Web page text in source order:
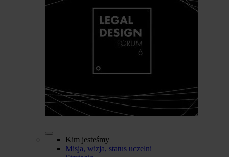
Kim jesteśmy
Misja, wizja, status uczelni